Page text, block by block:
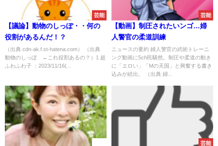
芸能
【議論】動物のしっぽ・・何の
役割があるんだ！？
（出典 cdn-ak.f.st-hatena.com） （出典
動物のしっぽ ←これ役割あるの？）1 超
ふわふわ子 ：2023/11/16(...
芸能
【動画】制圧されたいンゴ…婦
人警官の柔道訓練
ニュースの要約 婦人警官の武術トレーニ
ング動画に5ch民騒然。制圧や柔道の動き
に「エロい」「Mの天国」と興奮する書き
込みが続出。 （出典 婦...
芸能